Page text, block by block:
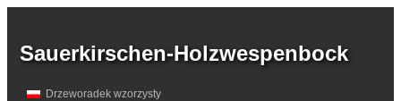
Sauerkirschen-Holzwespenbock
Drzeworadek wzorzysty